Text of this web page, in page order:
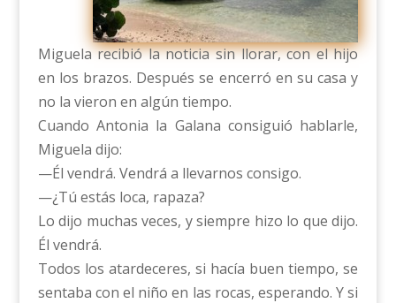
Miguela recibió la noticia sin llorar, con el hijo
en los brazos. Después se encerró en su casa y
no la vieron en algún tiempo.
Cuando Antonia la Galana consiguió hablarle,
Miguela dijo:
—Él vendrá. Vendrá a llevarnos consigo.
—¿Tú estás loca, rapaza?
Lo dijo muchas veces, y siempre hizo lo que dijo.
Él vendrá.
Todos los atardeceres, si hacía buen tiempo, se
sentaba con el niño en las rocas, esperando. Y si